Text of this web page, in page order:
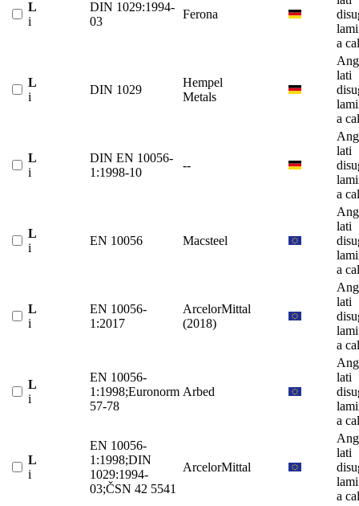
L
i
DIN 1029:1994-
03
Ferona
a
L
i
DIN 1029
Hempel
Metals
lati
a
L
i
DIN EN 10056-
1:1998-10
--
lati
a
L
i
EN 10056 Macsteel
lati
a
L
i
EN 10056-
1:2017
ArcelorMittal
(2018)
lati
a
L
i
EN 10056-
1:1998;Euronorm
57-78
Arbed
lati
a
L
i
EN 10056-
1:1998;DIN
1029:1994-
03;ČSN 42 5541
ArcelorMittal
lati
a